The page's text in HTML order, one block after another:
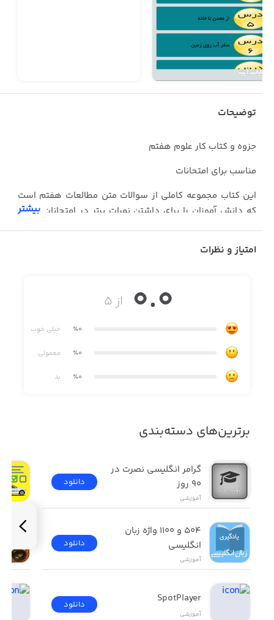
توضیحات
جزوه و کتاب کار علوم هفتم
مناسب برای امتحانات
اين کتاب مجموعه کاملی از سوالات متن مطالعات هفتم است
که دانش آموزان را برای داشتن نمرات برتر در امتحانات پايانی
بیشتر
امتیاز و نظرات
از ۵ 0.0
٪0 خیلی خوب
٪0 معمولی
٪0 بد
برترین‌های دسته‌بندی
٩٠ روز
آموزشی
دانلود
انگلیسی
آموزشی
دانلود
SpotPlayer
آموزشی
دانلود